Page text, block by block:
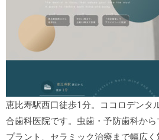
恵比寿駅西口徒歩1分。ココロデンタ
合歯科医院です。虫歯・予防歯科か
プラント、セラミック治療まで幅広